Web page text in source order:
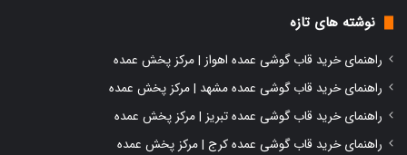
نوشته های تازه
راهنمای خرید قاب گوشی عمده اهواز | مرکز پخش عمده
راهنمای خرید قاب گوشی عمده مشهد | مرکز پخش عمده
راهنمای خرید قاب گوشی عمده تبریز | مرکز پخش عمده
راهنمای خرید قاب گوشی عمده کرج | مرکز پخش عمده